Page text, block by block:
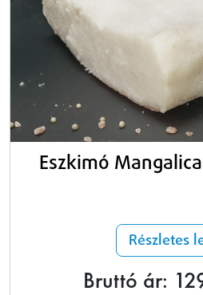
Eszkimó
Részletes
Bruttó ár: